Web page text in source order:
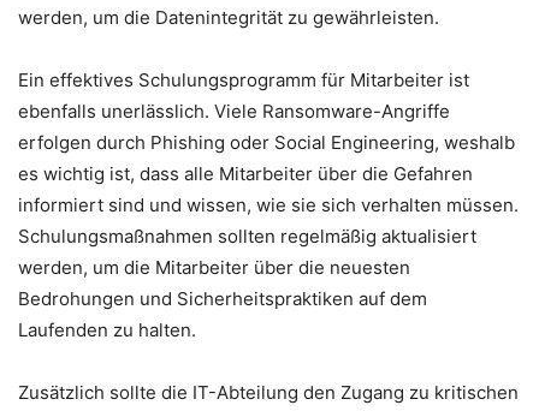
werden, um die Datenintegrität zu gewährleisten.
Ein effektives Schulungsprogramm für Mitarbeiter ist
ebenfalls unerlässlich. Viele Ransomware-Angriffe
erfolgen durch Phishing oder Social Engineering, weshalb
es wichtig ist, dass alle Mitarbeiter über die Gefahren
informiert sind und wissen, wie sie sich verhalten müssen.
Schulungsmaßnahmen sollten regelmäßig aktualisiert
werden, um die Mitarbeiter über die neuesten
Bedrohungen und Sicherheitspraktiken auf dem
Laufenden zu halten.
Zusätzlich sollte die IT-Abteilung den Zugang zu kritischen